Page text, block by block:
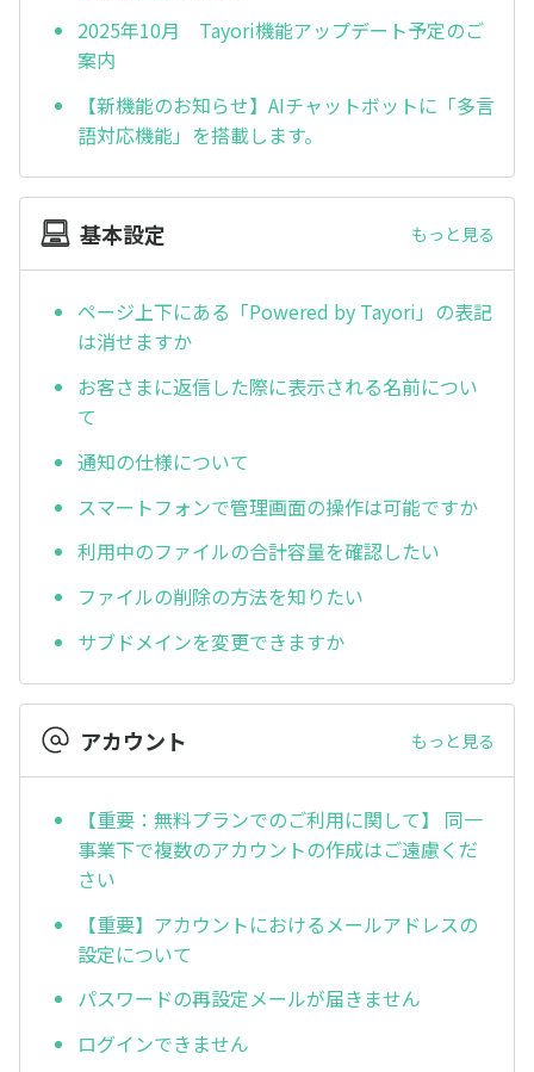
2025年10月 Tayori機能アップデート予定のご
案内
【新機能のお知らせ】AIチャットボットに「多言
語対応機能」を搭載します。
基本設定 もっと見る
ページ上下にある「Powered by Tayori」の表記
は消せますか
お客さまに返信した際に表示される名前につい
て
通知の仕様について
スマートフォンで管理画面の操作は可能ですか
利用中のファイルの合計容量を確認したい
ファイルの削除の方法を知りたい
サブドメインを変更できますか
アカウント もっと見る
【重要：無料プランでのご利用に関して】 同一
事業下で複数のアカウントの作成はご遠慮くだ
さい
【重要】アカウントにおけるメールアドレスの
設定について
パスワードの再設定メールが届きません
ログインできません